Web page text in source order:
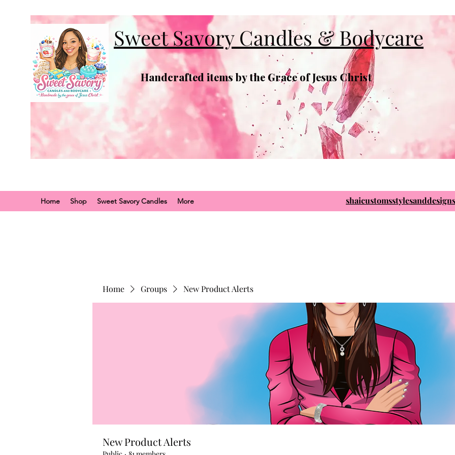
Sweet Savory Candles & Bodycare
Handcrafted items by the Grace of Jesus Christ
Home Shop Sweet Savory Candles More
Home Groups New Product Alerts
New Product Alerts